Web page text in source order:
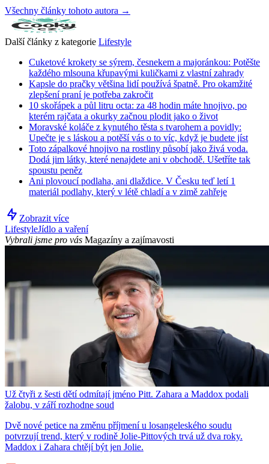
Všechny články tohoto autora →
Další články z kategorie Lifestyle
Cuketové krokety se sýrem, česnekem a majoránkou: Potěšte
každého mlsouna křupavými kuličkami z vlastní zahrady
Kapsle do pračky většina lidí používá špatně. Pro okamžité
zlepšení praní je potřeba zakročit
10 skořápek a půl litru octa: za 48 hodin máte hnojivo, po
kterém rajčata a okurky začnou plodit jako o život
Moravské koláče z kynutého těsta s tvarohem a povidly:
Upečte je s láskou a potěší vás o to víc, když je budete jíst
Toto zápalkové hnojivo na rostliny působí jako živá voda.
Dodá jim látky, které nenajdete ani v obchodě. Ušetříte tak
spoustu peněz
Ani plovoucí podlaha, ani dlaždice. V Česku teď letí 1
materiál podlahy, který v létě chladí a v zimě zahřeje
Zobrazit více
LifestyleJídlo a vaření
Vybrali jsme pro vás Magazíny a zajímavosti
Už čtyři z šesti dětí odmítají jméno Pitt. Zahara a Maddox podali
žalobu, v září rozhodne soud
Dvě nové petice na změnu příjmení u losangeleského soudu
potvrzují trend, který v rodině Jolie-Pittových trvá už dva roky.
Maddox i Zahara chtějí být jen Jolie.